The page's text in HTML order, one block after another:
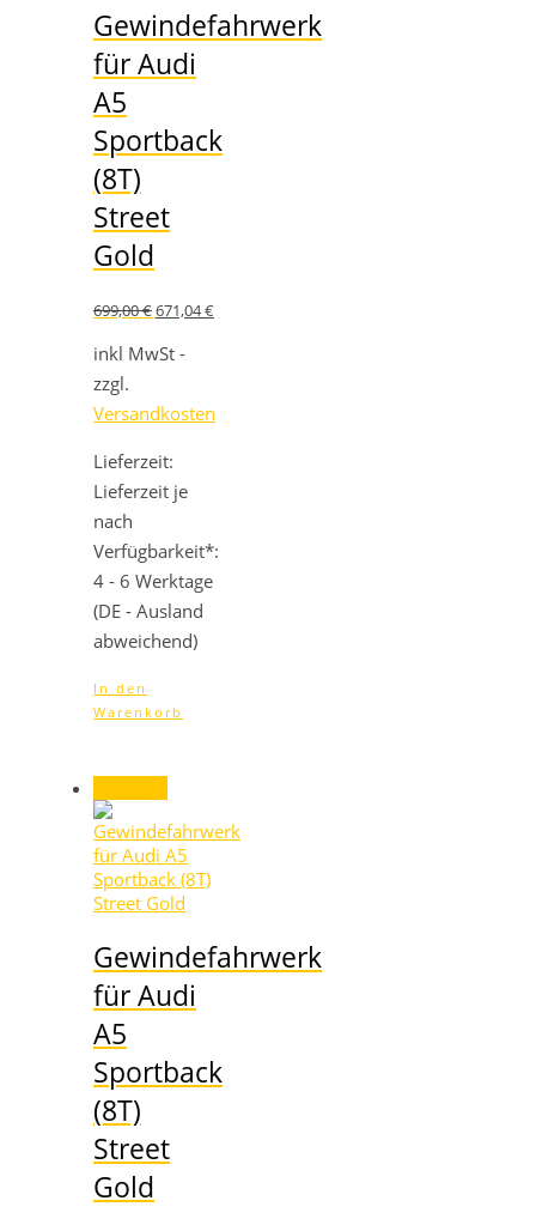
Gewindefahrwerk
für Audi
A5
Sportback
(8T)
Street
Gold
699,00€Ursprünglicher
war:
671,04€Aktueller
inkl MwSt -
zzgl.
Versandkosten
Lieferzeit:
Lieferzeit je
nach
Verfügbarkeit*:
4 - 6 Werktage
(DE - Ausland
abweichend)
In den
Warenkorb
Gewindefahrwerk
für Audi
A5
Sportback
(8T)
Street
Gold